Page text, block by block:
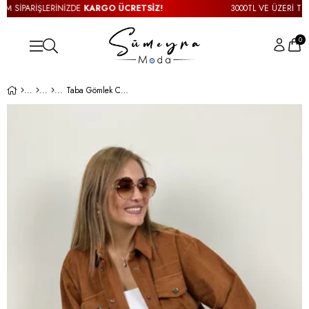
KARGO ÜCRETSİZ! 3000TL VE ÜZERİ TÜM
0
Taba Gömlek Ceket